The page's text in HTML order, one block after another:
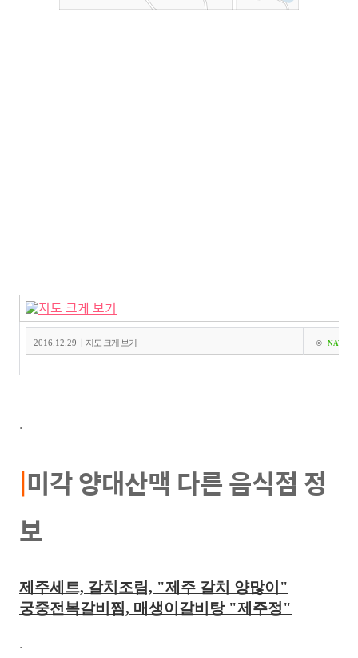
2016.12.29 지도 크게 보기 © NAVER
.
|미각 양대산맥 다른 음식점 정
보
제주세트, 갈치조림, "제주 갈치 양많이"
궁중전복갈비찜, 매생이갈비탕 "제주정"
.